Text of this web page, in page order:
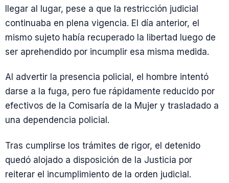
llegar al lugar, pese a que la restricción judicial
continuaba en plena vigencia. El día anterior, el
mismo sujeto había recuperado la libertad luego de
ser aprehendido por incumplir esa misma medida.
Al advertir la presencia policial, el hombre intentó
darse a la fuga, pero fue rápidamente reducido por
efectivos de la Comisaría de la Mujer y trasladado a
una dependencia policial.
Tras cumplirse los trámites de rigor, el detenido
quedó alojado a disposición de la Justicia por
reiterar el incumplimiento de la orden judicial.